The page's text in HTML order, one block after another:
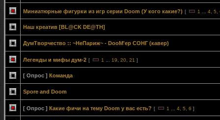
Миниатюрные фигурки из игр серии Doom (У кого какие?) [ 1 4 5
Наш креатив [BL@CK DE@TH]
ДумТворчество :: ~НеПариж~ - DooM'ер СОНГ (кавер)
Легенды и мифы дум-2 [ 1 19 20 21 ]
[ Опрос ] Команда
Spore and Doom
[ Опрос ] Какие фичи на тему Doom у вас есть? [ 1 4 5 6 ]